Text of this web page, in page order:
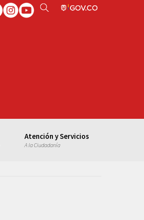
Atención y Servicios
A la Ciudadanía